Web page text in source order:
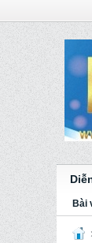
Bài